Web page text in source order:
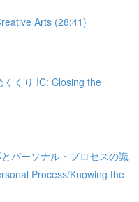
Arts (28:41)
くくり IC: Closing the
パーソナル・プロセスの識
Process/Knowing the